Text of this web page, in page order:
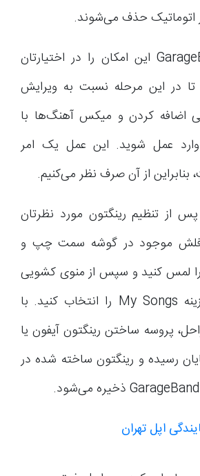
اتوماتیک حذف می‌شوند.
برنامه GarageBand این امکان را در اختیارتان
در این مرحله نسبت به ویرایش
اضافه کردن و میکس آهنگ‌ها با
عمل شوید. این عمل یک امر
بنابراین از آن صرف نظر می‌کنیم.
از تنظیم رینگتون مورد نظرتان
فلش موجود در گوشه سمت چپ و
لمس کنید و سپس از منوی کشویی
ارائه شده گزینه My Songs را انتخاب کنید. با
پروسه ساختن رینگتون آیفون یا
رسیده و رینگتون ساخته شده در
اپل تهران